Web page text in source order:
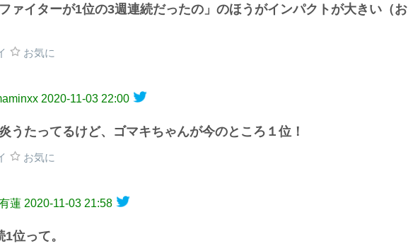
ァイターが1位の3週連続だったの」のほうがインパクトが大きい（お
お気に
2020-11-03 22:00
うたってるけど、ゴマキちゃんが今のところ１位！
お気に
蓮 2020-11-03 21:58
位って。